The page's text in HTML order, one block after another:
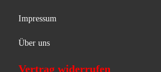
Impressum
Über uns
Vertrag widerrufen